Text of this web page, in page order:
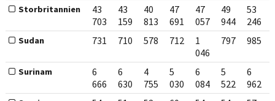
Storbritannien
43
703
43
159
40
813
47
691
47
057
49
944
53
246
Sudan 731 710 578 712
1
046
797 985
Surinam
6
666
6
630
4
755
5
030
6
084
5
522
6
962